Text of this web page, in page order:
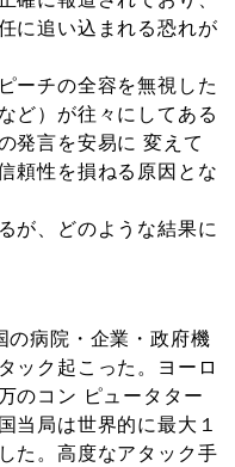
に追い込まれる恐れが
ーチの全容を無視した
ど）が往々にしてある
発言を安易に 変えて
頼性を損ねる原因とな
が、どのような結果に
の病院・企業・政府機
ック起こった。ヨーロ
のコン ピュータター
当局は世界的に最大１
た。高度なアタック手